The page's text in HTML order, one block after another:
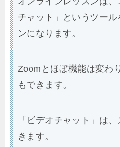
チャット」というツー
ンになります。
Zoomとほぼ機能は変わ
もできます。
「ビデオチャット」は
きます。